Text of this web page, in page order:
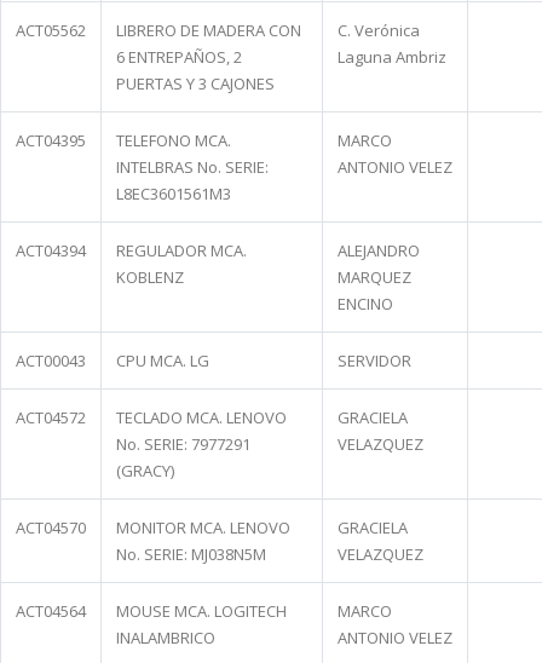
ACT05562
LIBRERO DE MADERA CON
6 ENTREPAÑOS, 2
PUERTAS Y 3 CAJONES
C. Verónica
Laguna Ambriz
ACT04395
TELEFONO MCA.
INTELBRAS No. SERIE:
L8EC3601561M3
MARCO
ANTONIO VELEZ
ACT04394
REGULADOR MCA.
KOBLENZ
ALEJANDRO
MARQUEZ
ENCINO
ACT00043 CPU MCA. LG SERVIDOR
ACT04572
TECLADO MCA. LENOVO
No. SERIE: 7977291
(GRACY)
GRACIELA
VELAZQUEZ
ACT04570
MONITOR MCA. LENOVO
No. SERIE: MJ038N5M
GRACIELA
VELAZQUEZ
ACT04564
MOUSE MCA. LOGITECH
INALAMBRICO
MARCO
ANTONIO VELEZ